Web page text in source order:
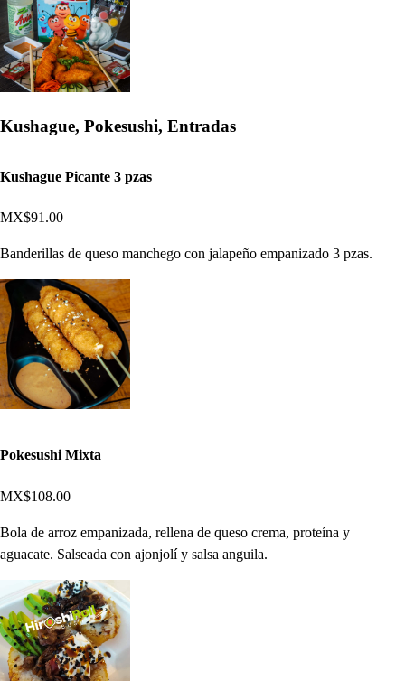
Kushague, Pokesushi, Entradas
Kushague Picante 3 pzas
MX$91.00
Banderillas de queso manchego con jalapeño empanizado 3 pzas.
Pokesushi Mixta
MX$108.00
Bola de arroz empanizada, rellena de queso crema, proteína y
aguacate. Salseada con ajonjolí y salsa anguila.